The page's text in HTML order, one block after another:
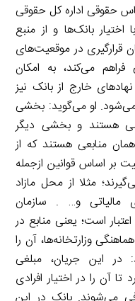
حقوقی اداره کل حقوقی
اختیار بانک‌ها و از منبع
قرارگیری در موقعیت‌های
فراهم می‌کند، به امکان
خارج از بانک نیز
می‌شود. او می‌گوید: بخشی
هستند و بخشی دیگر
منابعی‌ هستند که از
بر اساس قوانین از‌جمله
مثلا از محل مازاد
مالیاتی و… . سازمان
است؛ یعنی منابع در
وزارتخانه‌ها، آن را
این جریان، مبلغی
آن را در اختیار افرادی